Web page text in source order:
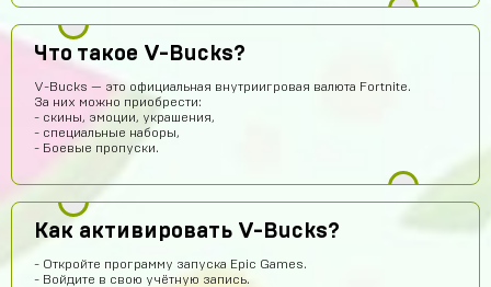
Что такое V-Bucks?
V-Bucks — это официальная внутриигровая валюта Fortnite.
За них можно приобрести:
- скины, эмоции, украшения,
- специальные наборы,
- Боевые пропуски.
Как активировать V-Bucks?
- Откройте программу запуска Epic Games.
- Войдите в свою учётную запись.
Оятилло Хаитов
Точно прям уверен уже 4 акк по фри фаер всё приходит
potkukocta
Сайт топ!!!
крута